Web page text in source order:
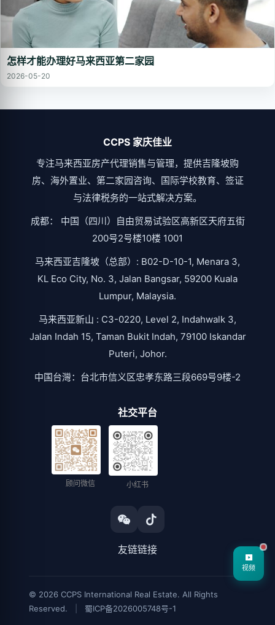
怎样才能办理好马来西亚第二家园
2026-05-20
CCPS 家庆佳业
专注马来西亚房产代理销售与管理，提供吉隆坡购
房、海外置业、第二家园咨询、国际学校教育、签证
与法律税务的一站式解决方案。
成都： 中国（四川）自由贸易试验区高新区天府五街
200号2号楼10楼 1001
马来西亚吉隆坡（总部）: B02-D-10-1, Menara 3,
KL Eco City, No. 3, Jalan Bangsar, 59200 Kuala
Lumpur, Malaysia.
马来西亚新山 : C3-0220, Level 2, Indahwalk 3,
Jalan Indah 15, Taman Bukit Indah, 79100 Iskandar
Puteri, Johor.
中国台灣：台北市信义区忠孝东路三段669号9楼-2
社交平台
顾问微信 小红书
友链链接
© 2026 CCPS International Real Estate. All Rights
Reserved.
蜀ICP备2026005748号-1
视频